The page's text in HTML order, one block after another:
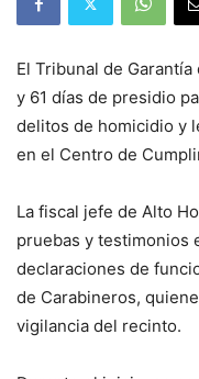
El Tribunal de
y 61 días de presidio
delitos de homicidio y
en el Centro de
La fiscal jefe de Alto
pruebas y testimonios
declaraciones de
de Carabineros,
vigilancia del recinto.